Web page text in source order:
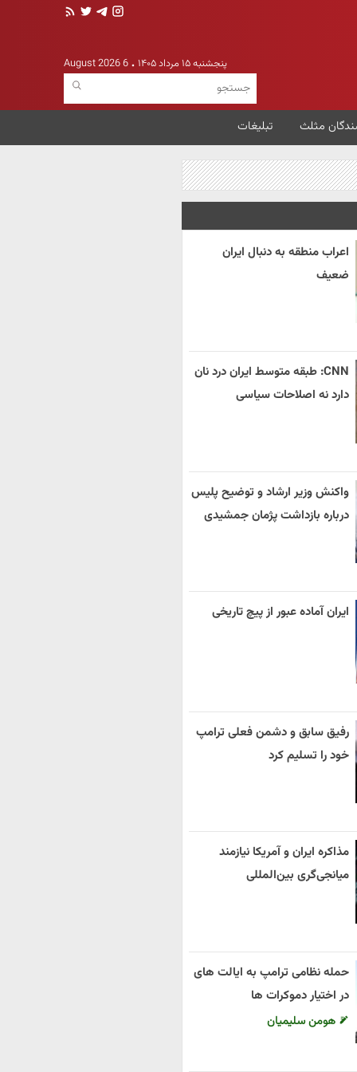
پنجشنبه ۱۵ مرداد ۱۴۰۵ 6 August 2026
مثلث تبلیغات
اعراب منطقه به دنبال ایران
ضعیف
CNN: طبقه متوسط ایران درد نان
دارد نه اصلاحات سیاسی
واکنش وزیر ارشاد و توضیح پلیس
درباره بازداشت پژمان جمشیدی
ایران آماده عبور از پیچ تاریخی
رفیق سابق و دشمن فعلی ترامپ
خود را تسلیم کرد
مذاکره ایران و آمریکا نیازمند
میانجی‌گری بین‌المللی
حمله نظامی ترامپ به ایالت های
در اختیار دموکرات ها
هومن سلیمیان